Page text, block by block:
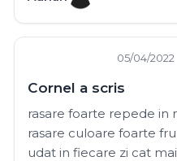
05/04/2022
Cornel a scris
rasare foarte repede in
rasare culoare foarte
udat in fiecare zi cat